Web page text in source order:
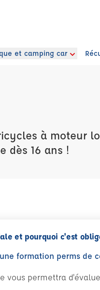
et camping car
à moteur
dès 16 ans !
et pourquoi c'est
formation perms de
vous permettra